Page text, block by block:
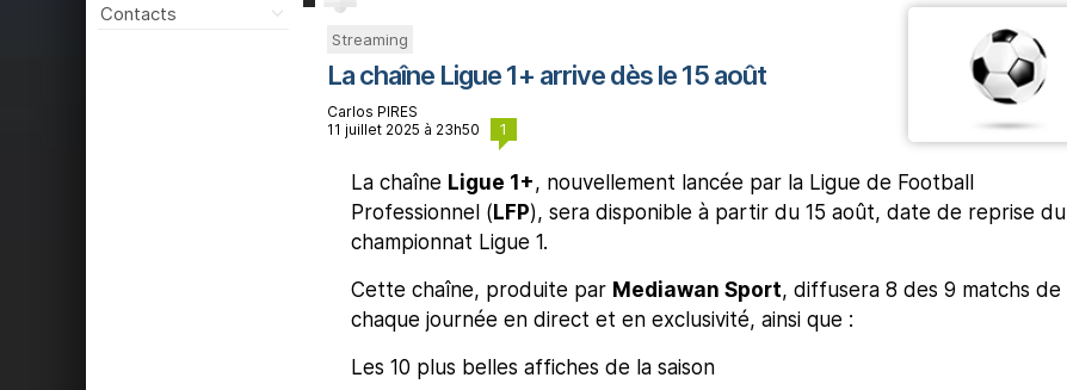
Contacts
Streaming
La chaîne Ligue 1+ arrive dès le 15 août
Carlos PIRES
11 juillet 2025 à 23h50
1
La chaîne Ligue 1+, nouvellement lancée par la Ligue de Football
Professionnel ( LFP), sera disponible à partir du 15 août, date de reprise du
championnat Ligue 1.
Cette chaîne, produite par Mediawan Sport, diffusera 8 des 9 matchs de
chaque journée en direct et en exclusivité, ainsi que :
Les 10 plus belles affiches de la saison